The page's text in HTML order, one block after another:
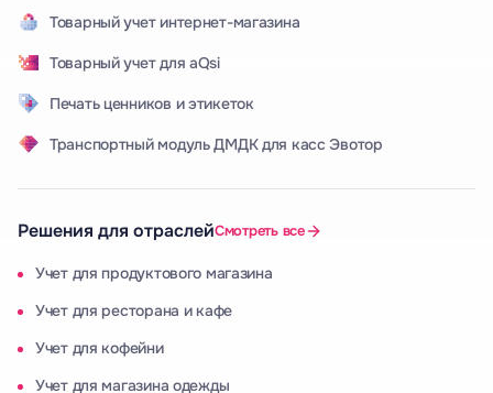
Товарный учет интернет-магазина
Товарный учет для aQsi
Печать ценников и этикеток
Транспортный модуль ДМДК для касс Эвотор
Решения для отраслейСмотреть все
Учет для продуктового магазина
Учет для ресторана и кафе
Учет для кофейни
Учет для магазина одежды